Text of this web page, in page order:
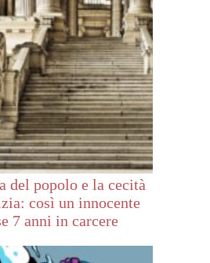
del popolo e la cecità
così un innocente
7 anni in carcere